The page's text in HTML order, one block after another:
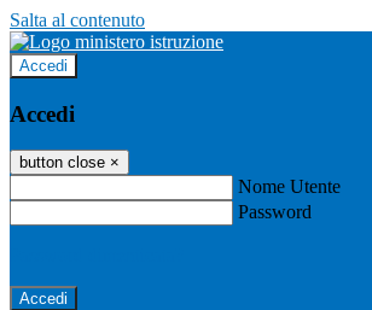
Salta al contenuto
Accedi
Accedi
button close ×
Nome Utente
Password